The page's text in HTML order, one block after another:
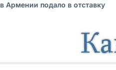
Армении подало в отставку